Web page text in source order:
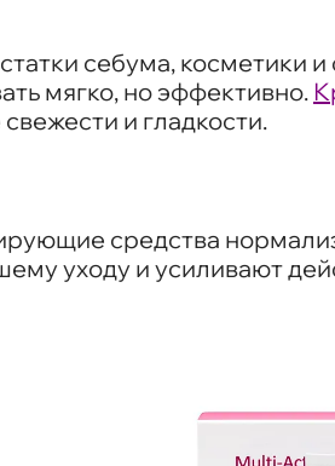
себума, косметики
мягко, но эффективно.
и гладкости.
средства
уходу и усиливают